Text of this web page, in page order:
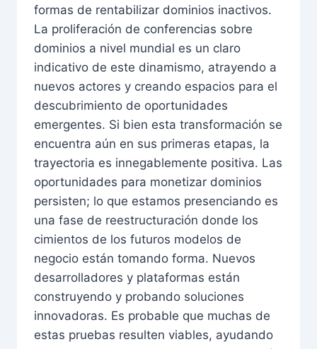
formas de rentabilizar dominios inactivos.
La proliferación de conferencias sobre
dominios a nivel mundial es un claro
indicativo de este dinamismo, atrayendo a
nuevos actores y creando espacios para el
descubrimiento de oportunidades
emergentes. Si bien esta transformación se
encuentra aún en sus primeras etapas, la
trayectoria es innegablemente positiva. Las
oportunidades para monetizar dominios
persisten; lo que estamos presenciando es
una fase de reestructuración donde los
cimientos de los futuros modelos de
negocio están tomando forma. Nuevos
desarrolladores y plataformas están
construyendo y probando soluciones
innovadoras. Es probable que muchas de
estas pruebas resulten viables, ayudando